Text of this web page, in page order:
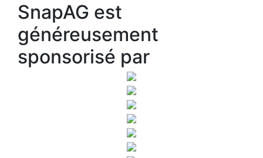
SnapAG est
généreusement
sponsorisé par